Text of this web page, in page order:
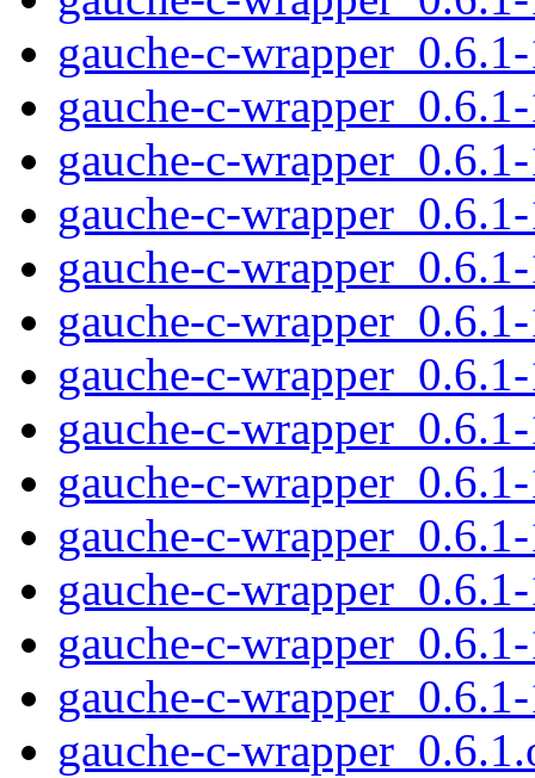
gauche-c-
gauche-c-
gauche-c-
gauche-c-
gauche-c-
gauche-c-
gauche-c-
gauche-c-
gauche-c-
gauche-c-
gauche-c-
gauche-c-
gauche-c-
gauche-c-